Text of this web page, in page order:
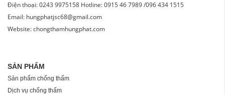
Điện thoại: 0243 9975158 Hotline: 0915 46 7989 /096 434 1515
Email: hungphatjsc68@gmail.com
Website: chongthamhungphat.com
SẢN PHẨM
Sản phẩm chống thấm
Dịch vụ chống thấm